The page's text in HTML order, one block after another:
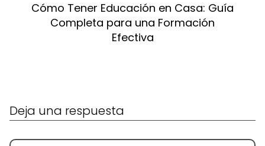
Cómo Tener Educación en Casa: Guía
Completa para una Formación
Efectiva
Deja una respuesta